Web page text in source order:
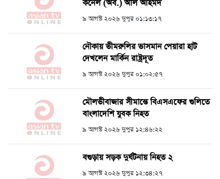
কর্নেল (অব.) অলি আহমদ
৯ আগস্ট ২০২৬ দুপুর ০১:১৩:১৭
নৌকায় ভীমরুলির ভাসমান পেয়ারা হাট
দেখলেন মার্কিন রাষ্ট্রদূত
৯ আগস্ট ২০২৬ দুপুর ০১:০২:৫৭
মৌলভীবাজার সীমান্তে বিএসএফের গুলিতে
বাংলাদেশি যুবক নিহত
৯ আগস্ট ২০২৬ দুপুর ১২:৪৬:২২
বগুড়ায় সড়ক দুর্ঘটনায় নিহত ২
৯ আগস্ট ২০২৬ দুপুর ১২:৩৪:২৭